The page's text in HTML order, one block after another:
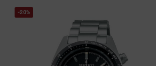
-20%